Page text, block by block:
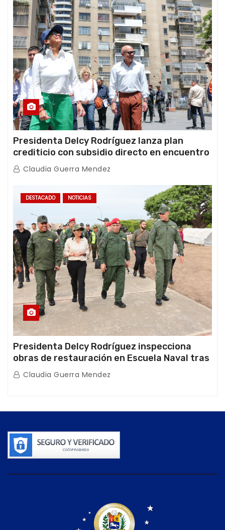
Presidenta Delcy Rodríguez lanza plan
crediticio con subsidio directo en encuentro
con Juntas de Condominio
Claudia Guerra Mendez
DESTACADO NOTICIAS
Presidenta Delcy Rodríguez inspecciona
obras de restauración en Escuela Naval tras
afectaciones sísmicas en La Guaira
Claudia Guerra Mendez